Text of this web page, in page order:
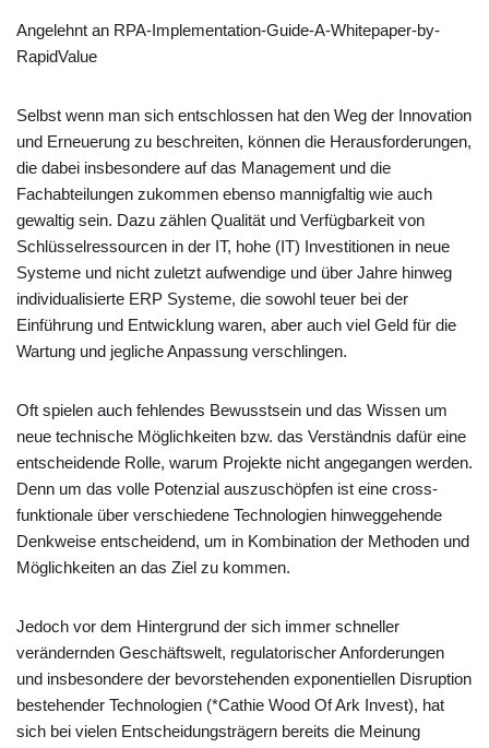
Angelehnt an RPA-Implementation-Guide-A-Whitepaper-by-
RapidValue
Selbst wenn man sich entschlossen hat den Weg der Innovation
und Erneuerung zu beschreiten, können die Herausforderungen,
die dabei insbesondere auf das Management und die
Fachabteilungen zukommen ebenso mannigfaltig wie auch
gewaltig sein. Dazu zählen Qualität und Verfügbarkeit von
Schlüsselressourcen in der IT, hohe (IT) Investitionen in neue
Systeme und nicht zuletzt aufwendige und über Jahre hinweg
individualisierte ERP Systeme, die sowohl teuer bei der
Einführung und Entwicklung waren, aber auch viel Geld für die
Wartung und jegliche Anpassung verschlingen.
Oft spielen auch fehlendes Bewusstsein und das Wissen um
neue technische Möglichkeiten bzw. das Verständnis dafür eine
entscheidende Rolle, warum Projekte nicht angegangen werden.
Denn um das volle Potenzial auszuschöpfen ist eine cross-
funktionale über verschiedene Technologien hinweggehende
Denkweise entscheidend, um in Kombination der Methoden und
Möglichkeiten an das Ziel zu kommen.
Jedoch vor dem Hintergrund der sich immer schneller
verändernden Geschäftswelt, regulatorischer Anforderungen
und insbesondere der bevorstehenden exponentiellen Disruption
bestehender Technologien (*Cathie Wood Of Ark Invest), hat
sich bei vielen Entscheidungsträgern bereits die Meinung